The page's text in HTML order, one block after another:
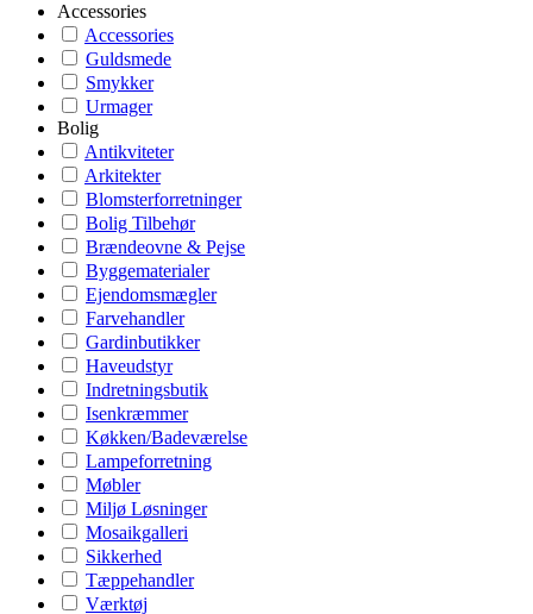
Accessories
Accessories
Guldsmede
Smykker
Urmager
Bolig
Antikviteter
Arkitekter
Blomsterforretninger
Bolig Tilbehør
Brændeovne & Pejse
Byggematerialer
Ejendomsmægler
Farvehandler
Gardinbutikker
Haveudstyr
Indretningsbutik
Isenkræmmer
Køkken/Badeværelse
Lampeforretning
Møbler
Miljø Løsninger
Mosaikgalleri
Sikkerhed
Tæppehandler
Værktøj